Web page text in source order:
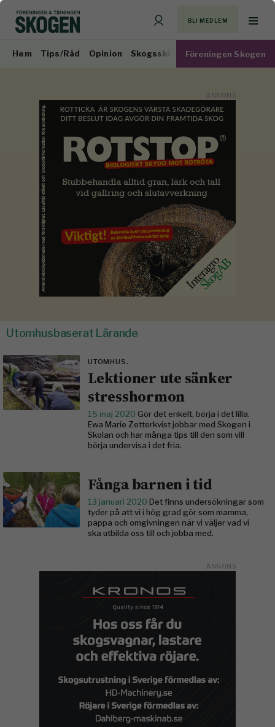
BLI MEDLEM
Hem Tips/Råd Opinion Skogsskötsel Virkesmarknad
Föreningen Skogen
Utomhusbaserat Lärande
UTOMHUS.
Lektioner ute sänker
stresshormon
15 maj 2020 Gör det enkelt, börja i det lilla.
Ewa Marie Zetterkvist jobbar med Skogen i
Skolan och har många tips till den som vill
börja undervisa i det fria.
Fånga barnen i tid
13 januari 2020 Det finns undersökningar som
tyder på att vi i hög grad gör som mamma,
pappa och omgivningen när vi väljer vad vi
ska utbilda oss till och jobba med.